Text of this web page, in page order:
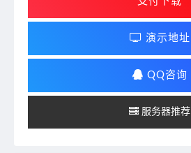
演示地址
QQ咨询
服务器推荐